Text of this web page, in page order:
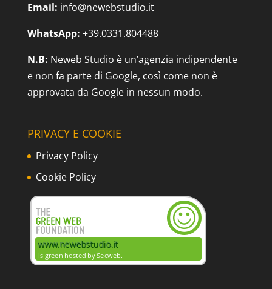
Email: info@newebstudio.it
WhatsApp: +39.0331.804488
N.B: Neweb Studio è un’agenzia indipendente
e non fa parte di Google, così come non è
approvata da Google in nessun modo.
PRIVACY E COOKIE
Privacy Policy
Cookie Policy